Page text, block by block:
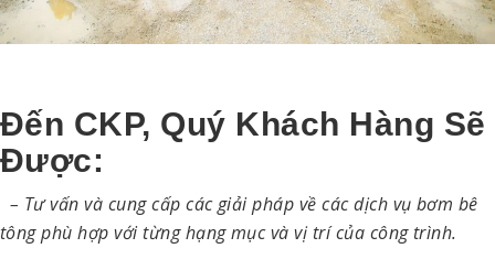
Đến CKP, Quý Khách Hàng Sẽ
Được:
– Tư vấn và cung cấp các giải pháp về các dịch vụ bơm bê
tông phù hợp với từng hạng mục và vị trí của công trình.